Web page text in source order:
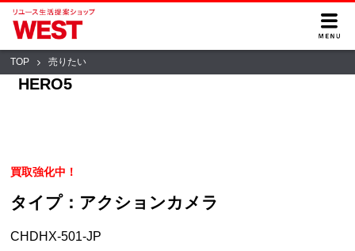
TOP 売りたい
HERO5
買取強化中！
タイプ：アクションカメラ
CHDHX-501-JP